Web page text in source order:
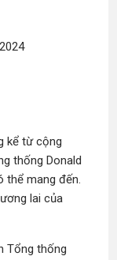
kể từ cộng
thống Donald
thể mang đến.
lai của
Tổng thống